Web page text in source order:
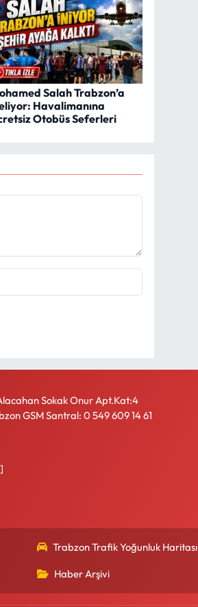
Salah Trabzon’a
Havalimanına
Otobüs Seferleri
Sokak Onur Apt.Kat:4
GSM Santral: 0 549 609 14 61
Trabzon Trafik Yoğunluk Haritası
Haber Arşivi